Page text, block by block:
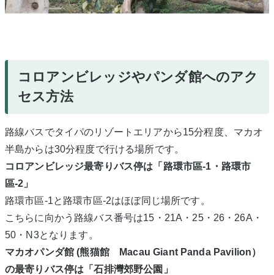
コロアンビレッジやパンダ館へのアク
セス方法
路線バスでタイパのリゾートエリアから15分程度、マカオ
半島からは30分程度で行ける場所です。
コロアンビレッジ最寄りバス停は「路環市區-1・路環市
區-2」
路環市區-1と路環市區-2はほぼ同じ場所です。
こちらに向かう路線バス番号は15・21A・25・26・26A・
50・N3となります。
マカオパンダ館 (熊猫館 Macau Giant Panda Pavilion）
の最寄りバス停は「石排灣郊野公園」